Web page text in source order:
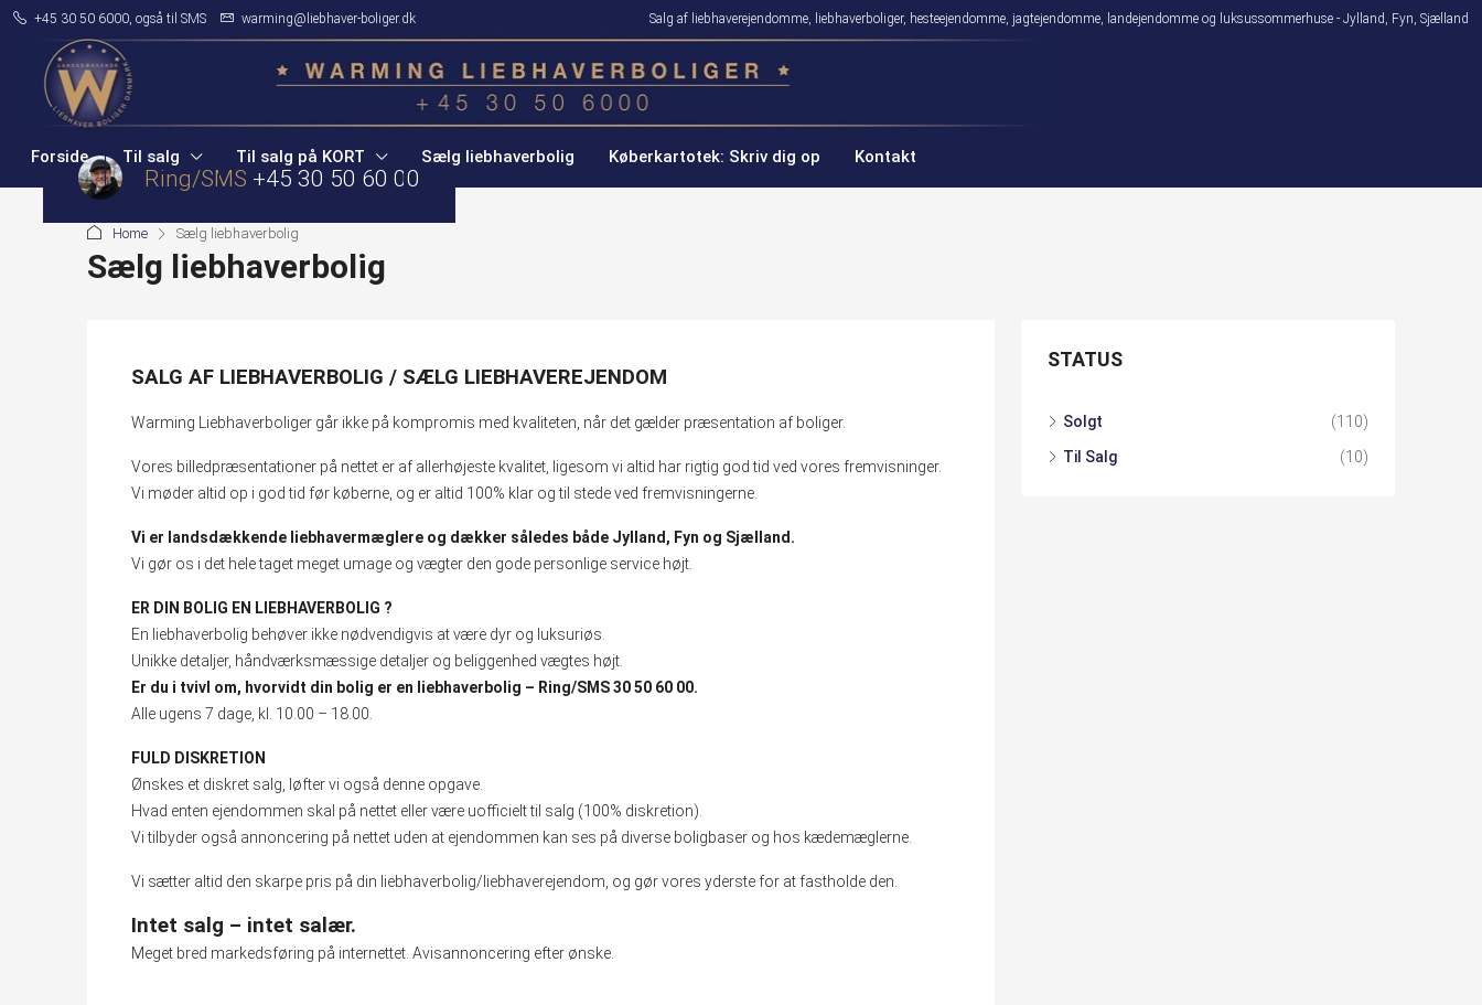
+45 30 50 6000, også til SMS warming@liebhaver-boliger.dk Salg af liebhaverejendomme, liebhaverboliger, hesteejendomme, jagtejendomme, landejendomme og luksussommerhuse - Jylland, Fyn, Sjælland
Ring/SMS +45 30 50 60 00
Forside Til salg Til salg på KORT Sælg liebhaverbolig Køberkartotek: Skriv dig op Kontakt
Home Sælg liebhaverbolig
Sælg liebhaverbolig
SALG AF LIEBHAVERBOLIG / SÆLG LIEBHAVEREJENDOM
Warming Liebhaverboliger går ikke på kompromis med kvaliteten, når det gælder præsentation af boliger.
Vores billedpræsentationer på nettet er af allerhøjeste kvalitet, ligesom vi altid har rigtig god tid ved vores fremvisninger.
Vi møder altid op i god tid før køberne, og er altid 100% klar og til stede ved fremvisningerne.
Vi er landsdækkende liebhavermæglere og dækker således både Jylland, Fyn og Sjælland.
Vi gør os i det hele taget meget umage og vægter den gode personlige service højt.
ER DIN BOLIG EN LIEBHAVERBOLIG ?
En liebhaverbolig behøver ikke nødvendigvis at være dyr og luksuriøs.
Unikke detaljer, håndværksmæssige detaljer og beliggenhed vægtes højt.
Er du i tvivl om, hvorvidt din bolig er en liebhaverbolig – Ring/SMS 30 50 60 00.
Alle ugens 7 dage, kl. 10.00 – 18.00.
FULD DISKRETION
Ønskes et diskret salg, løfter vi også denne opgave.
Hvad enten ejendommen skal på nettet eller være uofficielt til salg (100% diskretion).
Vi tilbyder også annoncering på nettet uden at ejendommen kan ses på diverse boligbaser og hos kædemæglerne.
Vi sætter altid den skarpe pris på din liebhaverbolig/liebhaverejendom, og gør vores yderste for at fastholde den.
Intet salg – intet salær.
Meget bred markedsføring på internettet. Avisannoncering efter ønske.
STATUS
Solgt
(110)
Til Salg
(10)